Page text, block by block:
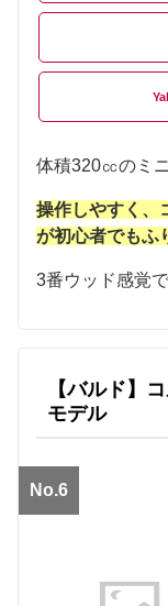
体積320㏄のミ
操作しやすく、
が初心者でもふ
3番ウッド感覚
【バルド】
モデル
No.6